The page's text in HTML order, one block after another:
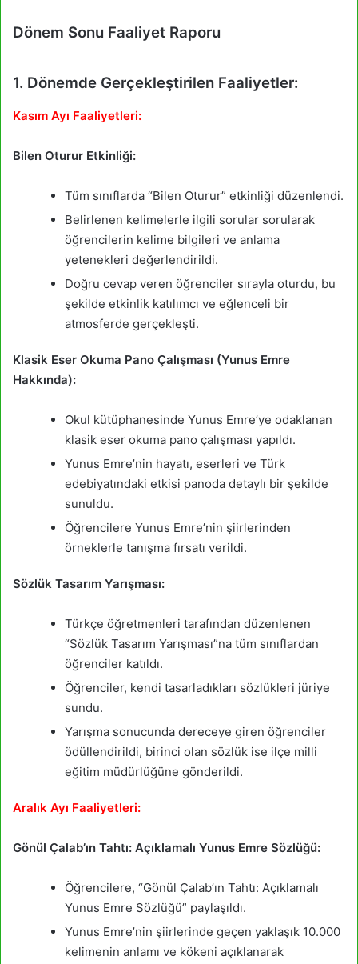
Dönem Sonu Faaliyet Raporu
1. Dönemde Gerçekleştirilen Faaliyetler:
Kasım Ayı Faaliyetleri:
Bilen Oturur Etkinliği:
Tüm sınıflarda “Bilen Oturur” etkinliği düzenlendi.
Belirlenen kelimelerle ilgili sorular sorularak
öğrencilerin kelime bilgileri ve anlama
yetenekleri değerlendirildi.
Doğru cevap veren öğrenciler sırayla oturdu, bu
şekilde etkinlik katılımcı ve eğlenceli bir
atmosferde gerçekleşti.
Klasik Eser Okuma Pano Çalışması (Yunus Emre
Hakkında):
Okul kütüphanesinde Yunus Emre’ye odaklanan
klasik eser okuma pano çalışması yapıldı.
Yunus Emre’nin hayatı, eserleri ve Türk
edebiyatındaki etkisi panoda detaylı bir şekilde
sunuldu.
Öğrencilere Yunus Emre’nin şiirlerinden
örneklerle tanışma fırsatı verildi.
Sözlük Tasarım Yarışması:
Türkçe öğretmenleri tarafından düzenlenen
“Sözlük Tasarım Yarışması”na tüm sınıflardan
öğrenciler katıldı.
Öğrenciler, kendi tasarladıkları sözlükleri jüriye
sundu.
Yarışma sonucunda dereceye giren öğrenciler
ödüllendirildi, birinci olan sözlük ise ilçe milli
eğitim müdürlüğüne gönderildi.
Aralık Ayı Faaliyetleri:
Gönül Çalab’ın Tahtı: Açıklamalı Yunus Emre Sözlüğü:
Öğrencilere, “Gönül Çalab’ın Tahtı: Açıklamalı
Yunus Emre Sözlüğü” paylaşıldı.
Yunus Emre’nin şiirlerinde geçen yaklaşık 10.000
kelimenin anlamı ve kökeni açıklanarak